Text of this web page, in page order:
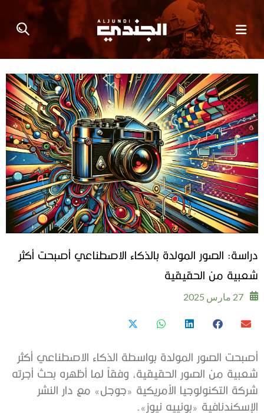
دراسة: الصور المولدة بالذكاء الاصطناعي أصبحت أكثر
شعبية من الحقيقية
27 مارس 2025
أصبحت الصور المولدة بواسطة الذكاء الاصطناعي أكثر
شعبية من الصور الحقيقية، وفقاً لما أظهره بحث أجرته
شركة التكنولوجيا الأمريكية «جوجل» مع دار النشر
الإسكندنافية «بونييه نيوز».